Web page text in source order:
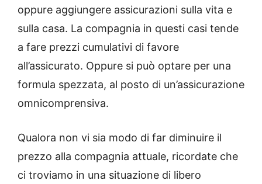
oppure aggiungere assicurazioni sulla vita e
sulla casa. La compagnia in questi casi tende
a fare prezzi cumulativi di favore
all’assicurato. Oppure si può optare per una
formula spezzata, al posto di un’assicurazione
omnicomprensiva.
Qualora non vi sia modo di far diminuire il
prezzo alla compagnia attuale, ricordate che
ci troviamo in una situazione di libero